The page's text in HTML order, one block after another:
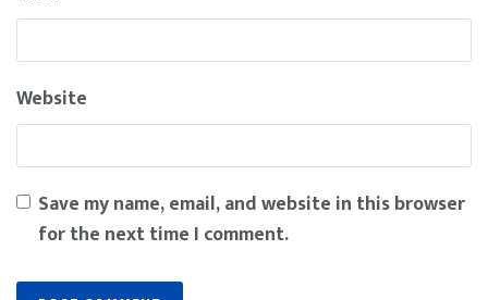
Website
Save my name, email, and website in this browser
for the next time I comment.